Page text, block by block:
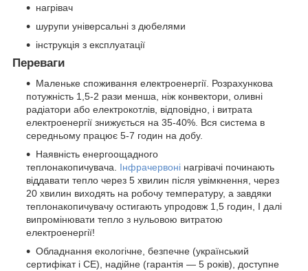
нагрівач
шурупи універсальні з дюбелями
інструкція з експлуатації
Переваги
Маленьке споживання електроенергії. Розрахункова
потужність 1,5-2 рази менша, ніж конвектори, оливні
радіатори або електрокотлів, відповідно, і витрата
електроенергії знижується на 35-40%. Вся система в
середньому працює 5-7 годин на добу.
Наявність енергоощадного
теплонакопичувача. Інфрачервоні нагрівачі починають
віддавати тепло через 5 хвилин після увімкнення, через
20 хвилин виходять на робочу температуру, а завдяки
теплонакопичувачу остигають упродовж 1,5 годин, І далі
випромінювати тепло з нульовою витратою
електроенергії!
Обладнання екологічне, безпечне (український
сертифікат і СЕ), надійне (гарантія — 5 років), доступне